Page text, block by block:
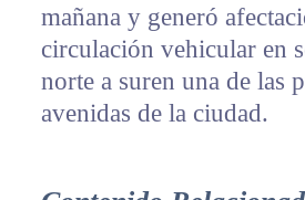
mañana y generó
circulación vehicular en
norte a suren una de las
avenidas de la ciudad.